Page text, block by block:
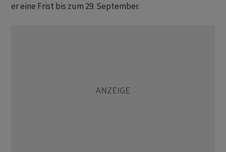
er eine Frist bis zum 29. September.